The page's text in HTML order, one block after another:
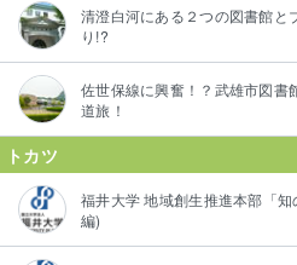
清澄白河にある２つの図書館と
り!?
佐世保線に興奮！？武雄市図書
道旅！
トカツ
福井大学 地域創生推進本部「
編)